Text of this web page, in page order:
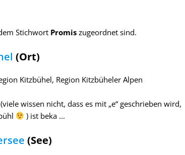
Stichwort Promis zugeordnet sind.
(Ort)
Kitzbühel, Region Kitzbüheler Alpen
wissen nicht, dass es mit „e“ geschrieben wird,
) ist beka ...
(See)